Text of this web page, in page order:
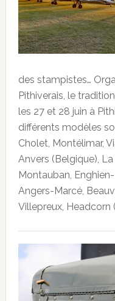
des stampistes…
Pithiverais, le
les 27 et 28 juin à
différents modèles
Cholet, Montélimar,
Anvers (Belgique),
Montauban,
Angers-Marcé,
Villepreux, Headcorn